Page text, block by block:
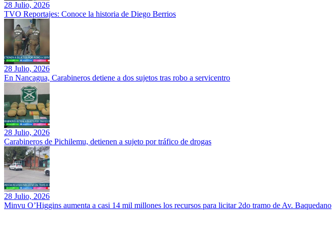
28 Julio, 2026
TVO Reportajes: Conoce la historia de Diego Berrios
28 Julio, 2026
En Nancagua, Carabineros detiene a dos sujetos tras robo a servicentro
28 Julio, 2026
Carabineros de Pichilemu, detienen a sujeto por tráfico de drogas
28 Julio, 2026
Minvu O’Higgins aumenta a casi 14 mil millones los recursos para licitar 2do tramo de Av. Baquedano